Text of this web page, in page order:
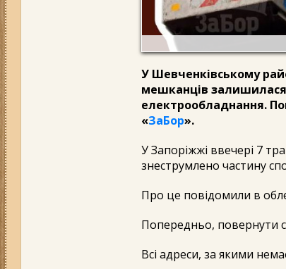
У Шевченківському
мешканців
електрообладнання.
«ЗаБор».
У Запоріжжі ввечері 7
знеструмлено частину
Про це повідомили в
Попередньо, повернути
Всі адреси, за якими